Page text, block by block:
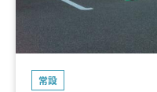
常設